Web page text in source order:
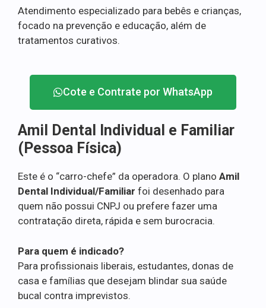
Atendimento especializado para bebês e crianças,
focado na prevenção e educação, além de
tratamentos curativos.
Cote e Contrate por WhatsApp
Amil Dental Individual e Familiar
(Pessoa Física)
Este é o “carro-chefe” da operadora. O plano Amil
Dental Individual/Familiar foi desenhado para
quem não possui CNPJ ou prefere fazer uma
contratação direta, rápida e sem burocracia.
Para quem é indicado?
Para profissionais liberais, estudantes, donas de
casa e famílias que desejam blindar sua saúde
bucal contra imprevistos.